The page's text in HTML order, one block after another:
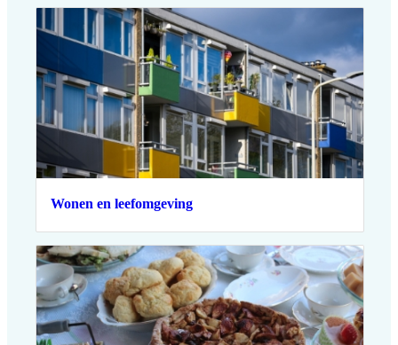
Wonen en leefomgeving